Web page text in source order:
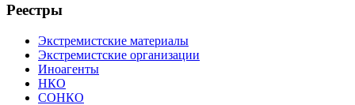
Реестры
Экстремистские материалы
Экстремистские организации
Иноагенты
НКО
СОНКО